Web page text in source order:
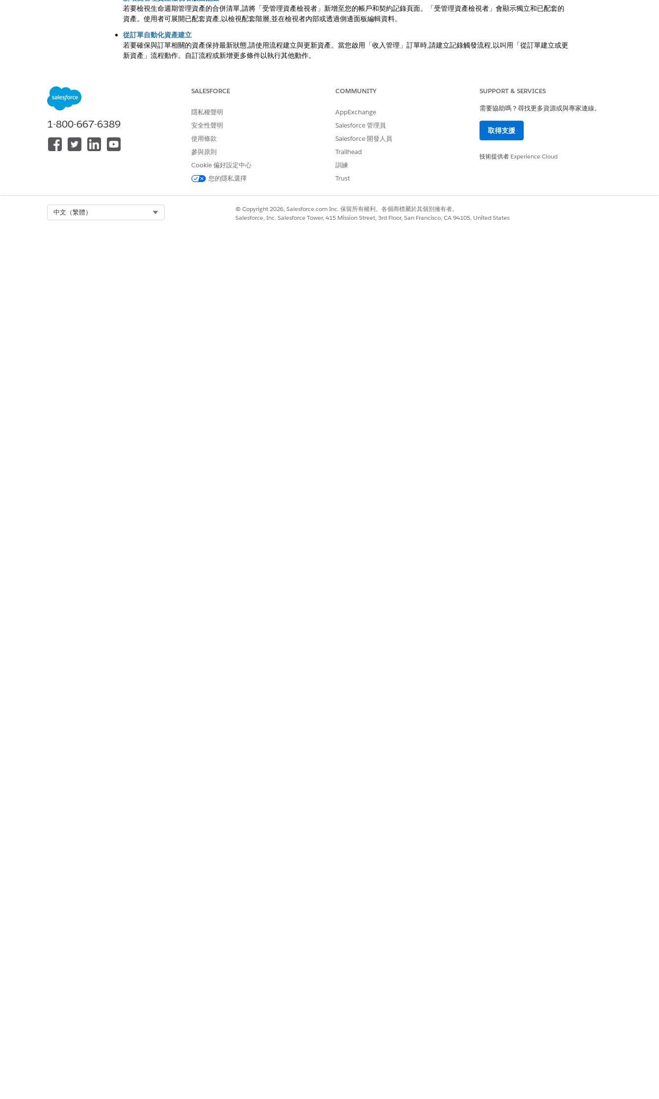
若要檢視生命週期管理資產的合併清單,請將「受管理資產檢視者」新增至您的帳戶和契約記錄頁面。「受管理資產檢視者」會顯示獨立和已配套的
資產。使用者可展開已配套資產,以檢視配套階層,並在檢視者內部或透過側邊面板編輯資料。
從訂單自動化資產建立
若要確保與訂單相關的資產保持最新狀態,請使用流程建立與更新資產。當您啟用「收入管理」 訂單時,請建立記錄觸發流程,以叫用「從訂單建立或更
新資產」流程動作。自訂流程或新增更多條件以執行其他動作。
同生命週期階段的轉換來節省時間和金錢。
預先建立的流程範本會自動建立預測和續約資產的續約機會。在啟用前自訂這些範本以符合特定業務需求。
此文章是否解決您的問題？
請讓我們知道，以便我們改進！
1-800-667-6389
SALESFORCE
隱私權聲明
安全性聲明
使用條款
參與原則
Cookie 偏好設定中心
您的隱私選擇
COMMUNITY
AppExchange
Salesforce 管理員
Salesforce 開發人員
Trailhead
訓練
Trust
SUPPORT & SERVICES
需要協助嗎？尋找更多資源或與專家連線。
取得支援
技術提供者 Experience Cloud
中文（繁體）
© Copyright 2026, Salesforce.com Inc. 保留所有權利。各個商標屬於其個別擁有者。
Salesforce, Inc. Salesforce Tower, 415 Mission Street, 3rd Floor, San Francisco, CA 94105, United States